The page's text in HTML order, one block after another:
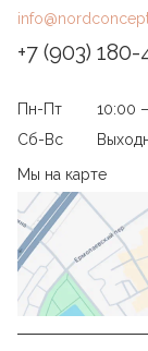
+7 (903)
Пн-Пт
10:00
Сб-Вс
Мы на карте